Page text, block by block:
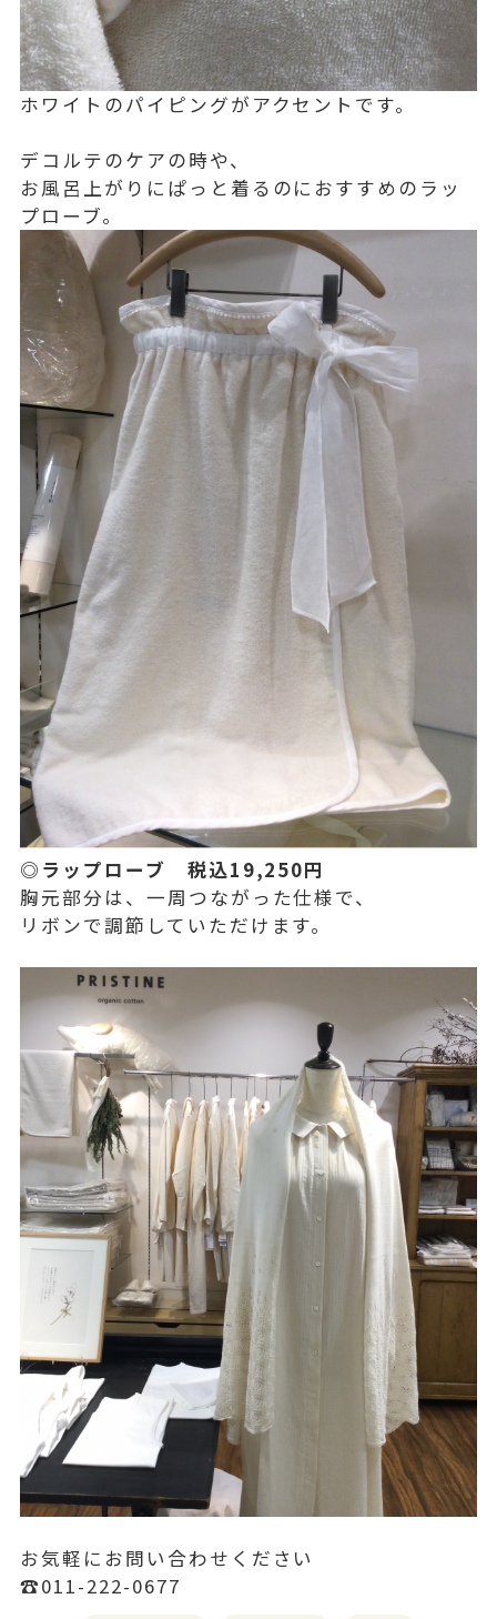
ホワイトのパイピングがアクセントです。
デコルテのケアの時や、
お風呂上がりにぱっと着るのにおすすめのラッ
プローブ。
◎ラップローブ 税込19,250円
胸元部分は、一周つながった仕様で、
リボンで調節していただけます。
お気軽にお問い合わせください
☎︎011-222-0677